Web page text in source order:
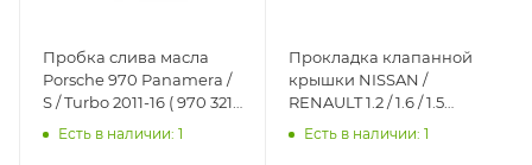
Пробка слива масла
Porsche 970 Panamera /
S / Turbo 2011-16 ( 970 321
825 00)
Есть в наличии: 1
Прокладка клапанной
крышки NISSAN /
RENAULT 1.2 / 1.6 / 1.5
HR12DE / HR16DE /
Есть в наличии: 1